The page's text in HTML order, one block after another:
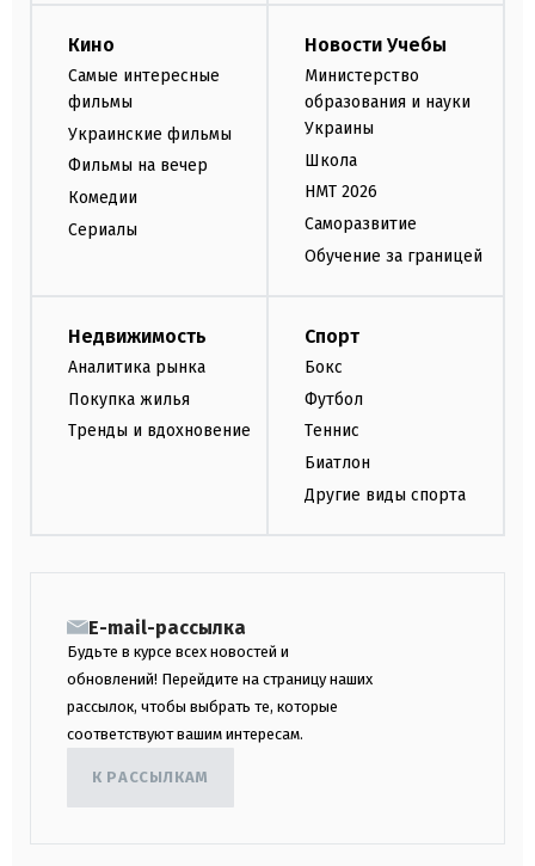
Кино
Самые интересные
фильмы
Украинские фильмы
Фильмы на вечер
Комедии
Сериалы
Новости Учебы
Министерство
образования и науки
Украины
Школа
НМТ 2026
Саморазвитие
Обучение за границей
Недвижимость
Аналитика рынка
Покупка жилья
Тренды и вдохновение
Спорт
Бокс
Футбол
Теннис
Биатлон
Другие виды спорта
E-mail-рассылка
Будьте в курсе всех новостей и
обновлений! Перейдите на страницу наших
рассылок, чтобы выбрать те, которые
соответствуют вашим интересам.
К РАССЫЛКАМ